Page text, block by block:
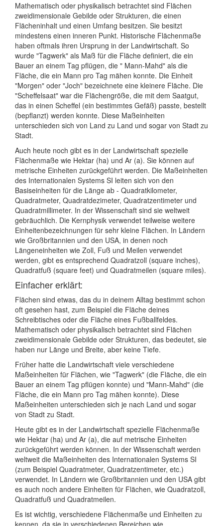
Mathematisch oder physikalisch betrachtet sind Flächen
zweidimensionale Gebilde oder Strukturen, die einen
Flächeninhalt und einen Umfang besitzen. Sie besitzt
mindestens einen inneren Punkt. Historische Flächenmaße
haben oftmals ihren Ursprung in der Landwirtschaft. So
wurde "Tagwerk" als Maß für die Fläche definiert, die ein
Bauer an einem Tag pflügen, die " Mann-Mahd" als die
Fläche, die ein Mann pro Tag mähen konnte. Die Einheit
"Morgen" oder "Joch" bezeichnete eine kleinere Fläche. Die
"Scheffelsaat" war die Flächengröße, die mit dem Saatgut,
das in einen Scheffel (ein bestimmtes Gefäß) passte, bestellt
(bepflanzt) werden konnte. Diese Maßeinheiten
unterschieden sich von Land zu Land und sogar von Stadt zu
Stadt.
Auch heute noch gibt es in der Landwirtschaft spezielle
Flächenmaße wie Hektar (ha) und Ar (a). Sie können auf
metrische Einheiten zurückgeführt werden. Die Maßeinheiten
des Internationalen Systems SI leiten sich von den
Basiseinheiten für die Länge ab - Quadratkilometer,
Quadratmeter, Quadratdezimeter, Quadratzentimeter und
Quadratmillimeter. In der Wissenschaft sind sie weltweit
gebräuchlich. Die Kernphysik verwendet teilweise weitere
Einheitenbezeichnungen für sehr kleine Flächen. In Ländern
wie Großbritannien und den USA, in denen noch
Längeneinheiten wie Zoll, Fuß und Meilen verwendet
werden, gibt es entsprechend Quadratzoll (square inches),
Quadratfuß (square feet) und Quadratmeilen (square miles).
Einfacher erklärt:
Flächen sind etwas, das du in deinem Alltag bestimmt schon
oft gesehen hast, zum Beispiel die Fläche deines
Schreibtisches oder die Fläche eines Fußballfeldes.
Mathematisch oder physikalisch betrachtet sind Flächen
zweidimensionale Gebilde oder Strukturen, das bedeutet, sie
haben nur Länge und Breite, aber keine Tiefe.
Früher hatte die Landwirtschaft viele verschiedene
Maßeinheiten für Flächen, wie "Tagwerk" (die Fläche, die ein
Bauer an einem Tag pflügen konnte) und "Mann-Mahd" (die
Fläche, die ein Mann pro Tag mähen konnte). Diese
Maßeinheiten unterschieden sich je nach Land und sogar
von Stadt zu Stadt.
Heute gibt es in der Landwirtschaft spezielle Flächenmaße
wie Hektar (ha) und Ar (a), die auf metrische Einheiten
zurückgeführt werden können. In der Wissenschaft werden
weltweit die Maßeinheiten des Internationalen Systems SI
(zum Beispiel Quadratmeter, Quadratzentimeter, etc.)
verwendet. In Ländern wie Großbritannien und den USA gibt
es auch noch andere Einheiten für Flächen, wie Quadratzoll,
Quadratfuß und Quadratmeilen.
Es ist wichtig, verschiedene Flächenmaße und Einheiten zu
kennen, da sie in verschiedenen Bereichen wie